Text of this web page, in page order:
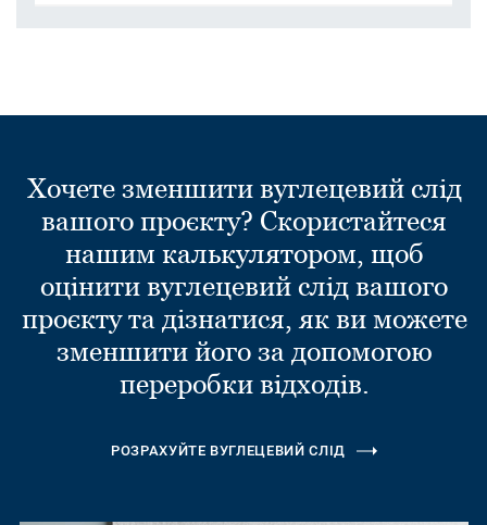
Хочете зменшити вуглецевий слід
вашого проєкту? Скористайтеся
нашим калькулятором, щоб
оцінити вуглецевий слід вашого
проєкту та дізнатися, як ви можете
зменшити його за допомогою
переробки відходів.
РОЗРАХУЙТЕ ВУГЛЕЦЕВИЙ СЛІД